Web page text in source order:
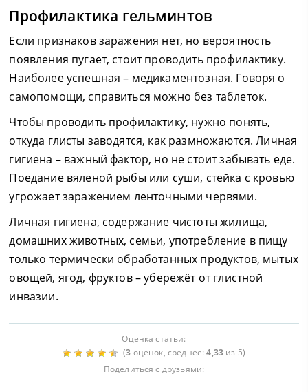
Профилактика гельминтов
Если признаков заражения нет, но вероятность
появления пугает, стоит проводить профилактику.
Наиболее успешная – медикаментозная. Говоря о
самопомощи, справиться можно без таблеток.
Чтобы проводить профилактику, нужно понять,
откуда глисты заводятся, как размножаются. Личная
гигиена – важный фактор, но не стоит забывать еде.
Поедание вяленой рыбы или суши, стейка с кровью
угрожает заражением ленточными червями.
Личная гигиена, содержание чистоты жилища,
домашних животных, семьи, употребление в пищу
только термически обработанных продуктов, мытых
овощей, ягод, фруктов – убережёт от глистной
инвазии.
Оценка статьи:
(3 оценок, среднее:4,33 из 5)
Поделиться с друзьями: